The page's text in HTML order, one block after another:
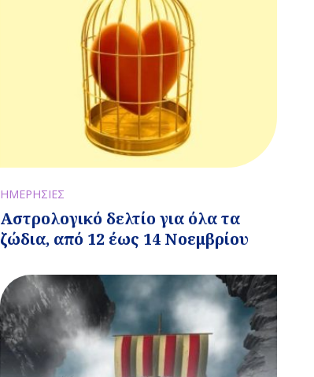
ΗΜΕΡΗΣΙΕΣ
Αστρολογικό δελτίο για όλα τα
ζώδια, από 12 έως 14 Νοεμβρίου